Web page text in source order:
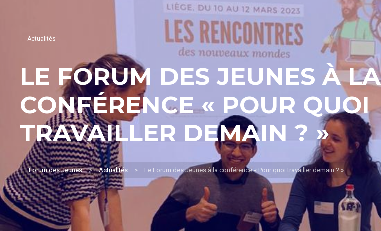
Actualités
LE FORUM DES JEUNES À LA
CONFÉRENCE « POUR QUOI
TRAVAILLER DEMAIN ? »
Forum des Jeunes > Actualités > Le Forum des Jeunes à la conférence « Pour quoi travailler demain ? »